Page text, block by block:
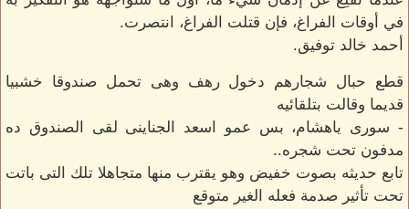
في أوقات الفراغ، فإن قتلت الفراغ، انتصرت.
أحمد خالد توفيق.
قطع حبال شجارهم دخول رهف وهى تحمل صندوقا خشبيا
قديما وقالت بتلقائيه
- سورى ياهشام، بس عمو اسعد الجناينى لقى الصندوق ده
مدفون تحت شجره..
تابع حديثه بصوت خفيض وهو يقترب منها متجاهلا تلك التى باتت
تحت تأثير صدمة فعله الغير متوقع